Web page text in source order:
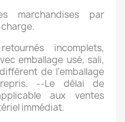
marchandises par
incomplets,
emballage usé, sali,
de l’emballage
--Le délai de
aux ventes
immédiat.